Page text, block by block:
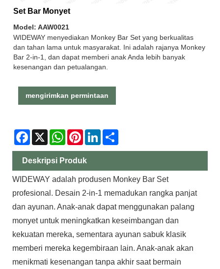
Set Bar Monyet
Model: AAW0021
WIDEWAY menyediakan Monkey Bar Set yang berkualitas
dan tahan lama untuk masyarakat. Ini adalah rajanya Monkey
Bar 2-in-1, dan dapat memberi anak Anda lebih banyak
kesenangan dan petualangan.
mengirimkan permintaan
Facebook
X WhatsApp
PinterestLinkedIn
Deskripsi Produk
WIDEWAY adalah produsen Monkey Bar Set
profesional. Desain 2-in-1 memadukan rangka panjat
dan ayunan. Anak-anak dapat menggunakan palang
monyet untuk meningkatkan keseimbangan dan
kekuatan mereka, sementara ayunan sabuk klasik
memberi mereka kegembiraan lain. Anak-anak akan
menikmati kesenangan tanpa akhir saat bermain